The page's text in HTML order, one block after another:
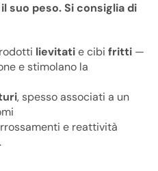
suo peso. Si consiglia di
lievitatie cibi fritti —
e stimolano la
, spesso associati a un
e reattività
.